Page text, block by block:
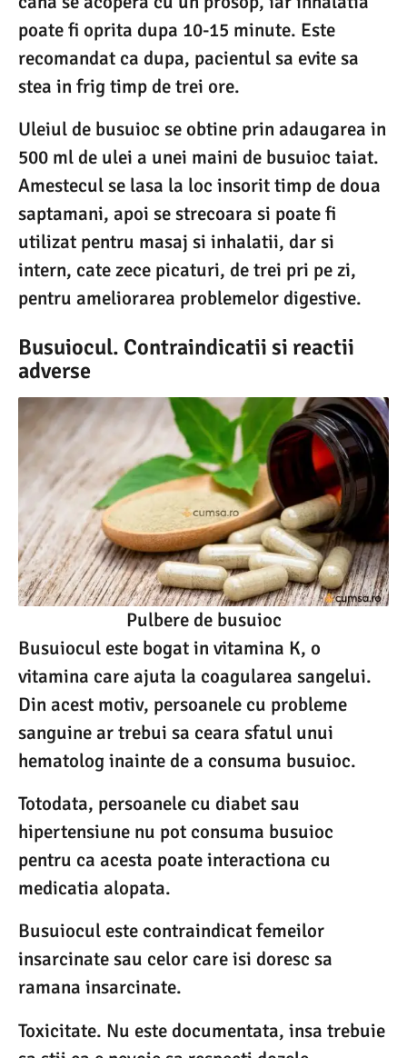
poate fi oprita dupa 10-15 minute. Este
recomandat ca dupa, pacientul sa evite sa
stea in frig timp de trei ore.
Uleiul de busuioc se obtine prin adaugarea in
500 ml de ulei a unei maini de busuioc taiat.
Amestecul se lasa la loc insorit timp de doua
saptamani, apoi se strecoara si poate fi
utilizat pentru masaj si inhalatii, dar si
intern, cate zece picaturi, de trei pri pe zi,
pentru ameliorarea problemelor digestive.
Busuiocul. Contraindicatii si reactii
adverse
Pulbere de busuioc
Busuiocul este bogat in vitamina K, o
vitamina care ajuta la coagularea sangelui.
Din acest motiv, persoanele cu probleme
sanguine ar trebui sa ceara sfatul unui
hematolog inainte de a consuma busuioc.
Totodata, persoanele cu diabet sau
hipertensiune nu pot consuma busuioc
pentru ca acesta poate interactiona cu
medicatia alopata.
Busuiocul este contraindicat femeilor
insarcinate sau celor care isi doresc sa
ramana insarcinate.
Toxicitate. Nu este documentata, insa trebuie